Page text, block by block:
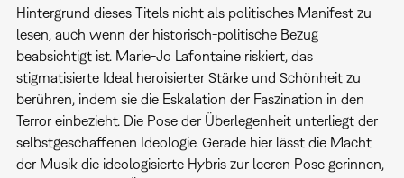
Hintergrund dieses Titels nicht als politisches Manifest zu
lesen, auch wenn der historisch-politische Bezug
beabsichtigt ist. Marie-Jo Lafontaine riskiert, das
stigmatisierte Ideal heroisierter Stärke und Schönheit zu
berühren, indem sie die Eskalation der Faszination in den
Terror einbezieht. Die Pose der Überlegenheit unterliegt der
selbstgeschaffenen Ideologie. Gerade hier lässt die Macht
der Musik die ideologisierte Hybris zur leeren Pose gerinnen,